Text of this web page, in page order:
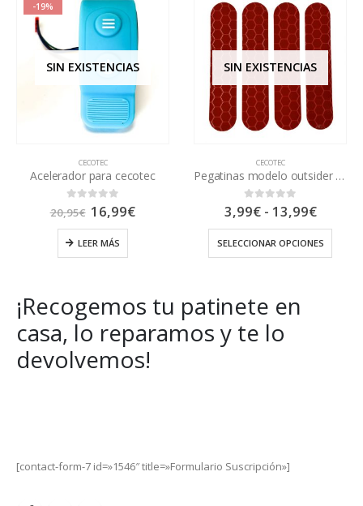
SIN EXISTENCIAS
CECOTEC
out of 5
3,99€ - 13,99
SELECCIONAR OPCIONES
-13%
SIN EXISTENCIAS
CECOTEC
Cargador para patinete Cecotek bongo (serie A)
0out of 5
29,99 € El
precio
original
era:
29,99€.
25,99€
actual
es:
LEER MÁS
¡Recogemos tu patinete en
casa, lo reparamos y te lo
devolvemos!
[contact-form-7 id=»1546″ title=»Formulario Suscripción»]